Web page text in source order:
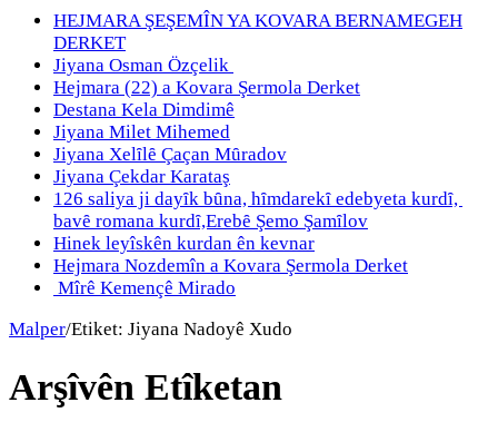
HEJMARA ŞEŞEMÎN YA KOVARA BERNAMEGEH
DERKET
Jiyana Osman Özçelik
Hejmara (22) a Kovara Şermola Derket
Destana Kela Dimdimê
Jiyana Milet Mihemed
Jiyana Xelȋlȇ Çaçan Mȗradov
Jiyana Çekdar Karataş
126 saliya ji dayȋk bȗna, hȋmdarekȋ edebyeta kurdȋ,
bavȇ romana kurdȋ,Erebȇ Şemo Şamȋlov
Hinek leyîskên kurdan ên kevnar
Hejmara Nozdemîn a Kovara Şermola Derket
Mîrê Kemençê Mirado
Malper/Etiket: Jiyana Nadoyê Xudo
Arşîvên Etîketan